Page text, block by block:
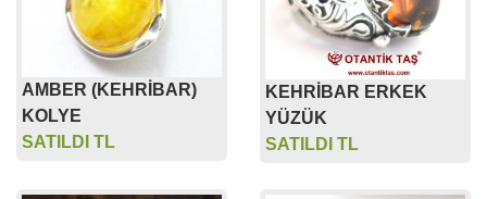
AMBER (KEHRİBAR)
KOLYE
SATILDI TL
KEHRİBAR ERKEK
YÜZÜK
SATILDI TL